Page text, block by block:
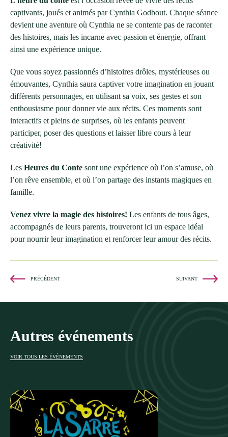
captivants, joués et animés par Cynthia Godbout. Chaque séance
devient une aventure où Cynthia ne se contente pas de raconter
des histoires, mais les incarne avec passion et énergie, offrant
ainsi une expérience unique.
Que vous soyez passionnés d’histoires drôles, mystérieuses ou
émouvantes, Cynthia saura captiver votre imagination en jouant
différents personnages, en utilisant sa voix, ses gestes et son
enthousiasme pour donner vie aux récits. Ces moments sont
interactifs et pleins de surprises, où les enfants peuvent
participer, poser des questions et laisser libre cours à leur
créativité!
Les Heures du Conte sont une expérience où l’on s’amuse, où
l’on rêve ensemble, et où l’on partage des instants magiques en
famille.
Venez vivre la magie des histoires! Les enfants de tous âges,
accompagnés de leurs parents, trouveront ici un espace idéal
pour nourrir leur imagination et renforcer leur amour des récits.
PRÉCÉDENT SUIVANT
Autres événements
VOIR TOUS LES ÉVÉNEMENTS